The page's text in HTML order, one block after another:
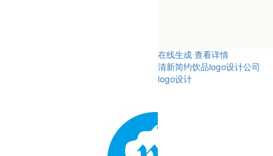
在线生成 查看详情
清新简约饮品logo设计公司
logo设计